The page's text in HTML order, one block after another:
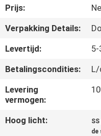
VERZOEK
CITAAT
SITEMAP
Prijs:
Verpakking Details:
Levertijd:
5-
Betalingscondities:
Levering
vermogen:
Hoog licht:
de